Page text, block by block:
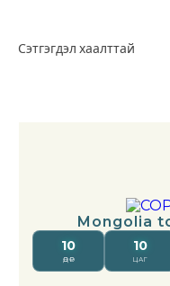
Сэтгэгдэл хаалттай